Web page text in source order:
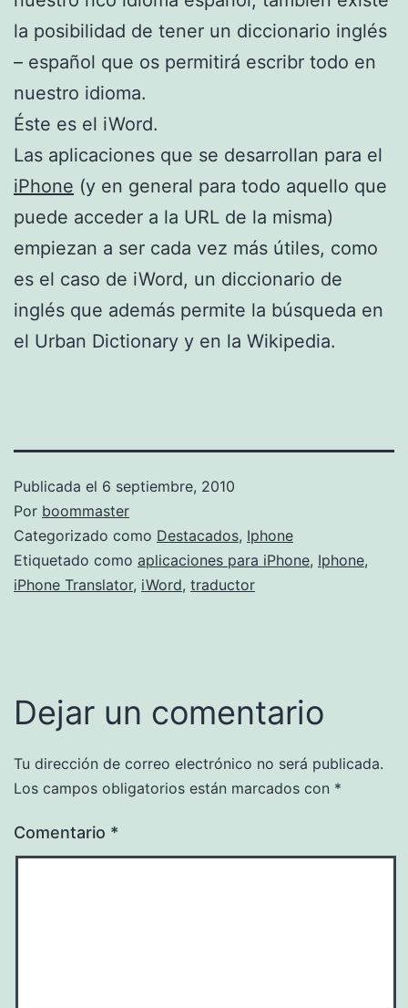
la posibilidad de tener un diccionario inglés
– español que os permitirá escribr todo en
nuestro idioma.
Éste es el iWord.
Las aplicaciones que se desarrollan para el
iPhone (y en general para todo aquello que
puede acceder a la URL de la misma)
empiezan a ser cada vez más útiles, como
es el caso de iWord, un diccionario de
inglés que además permite la búsqueda en
el Urban Dictionary y en la Wikipedia.
Publicada el 6 septiembre, 2010
Por boommaster
Categorizado como Destacados, Iphone
Etiquetado como aplicaciones para iPhone, Iphone,
iPhone Translator, iWord, traductor
Dejar un comentario
Tu dirección de correo electrónico no será publicada.
Los campos obligatorios están marcados con *
Comentario *